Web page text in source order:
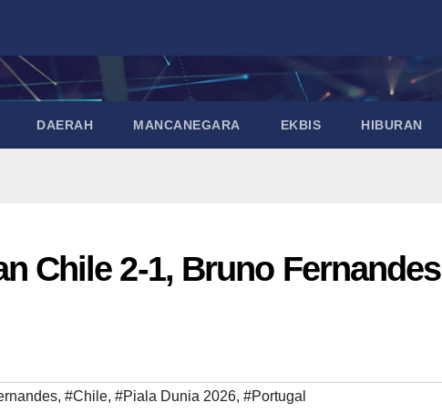
DAERAH MANCANEGARA EKBIS HIBURAN
Chile 2-1, Bruno Fernandes
, #Chile, #Piala Dunia 2026, #Portugal